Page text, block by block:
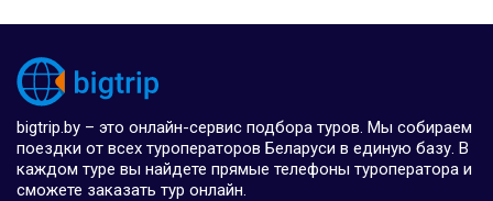
bigtrip.by – это онлайн-сервис подбора туров. Мы собираем
поездки от всех туроператоров Беларуси в единую базу. В
каждом туре вы найдете прямые телефоны туроператора и
сможете заказать тур онлайн.